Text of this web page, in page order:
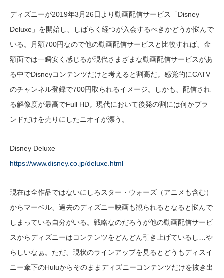
ディズニーが2019年3月26日より動画配信サービス「Disney
Deluxe」を開始し、しばらく経つが入会するべきかどうか悩んで
いる。月額700円なので他の動画配信サービスと比較すれば、金
額面では一瞬安く感じるが現代さまざまな動画配信サービスがあ
る中でDisneyコンテンツだけと考えると割高だ。感覚的にCATV
のチャンネル登録で700円取られるイメージ。しかも、配信され
る解像度が最高でFull HD。現代において後発の割には何かブラ
ンドだけを売りにしたニオイが漂う。
Disney Deluxe
https://www.disney.co.jp/deluxe.html
現在は全作品ではないにしろスター・ウォーズ（アニメも含む）
からマーベル、過去のディズニー映画も観られるとなると悩んで
しまっている自分がいる。戦略なのだろうが他の動画配信サービ
スからディズニーはコンテンツをどんどん引き上げているし…や
らしいなぁ。ただ、現状のラインアップを見るとどうもディスイ
ニー傘下のHuluからそのままディズニーコンテンツだけを抜き出